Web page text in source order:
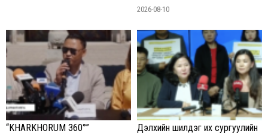
2026-08-10
“KHARKHORUM 360°”
Дэлхийн шилдэг их сургуулийн